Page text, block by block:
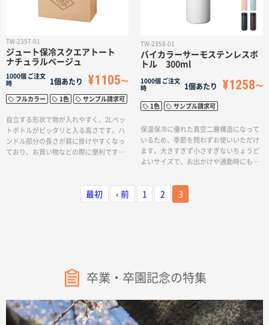
名入れグループサイト
TW-2357-01
ジュート保冷スクエアトート
ナチュラルベージュ
1000個 ご注文
時
1個あたり ¥1105
フルカラー 1色 サンプル請求可
自立する形状で物が入れやすく、2Lペッ
トボトルがピッタリと入る高さです。ハ
ンドル部分の長さが肩に掛けやすくなっ
ており、お買い物などの際に便利です。
ルク1色印刷とフルカラー印刷でで名入れ
TW-2358-01
バイカラーサーモステンレスボ
トル 300ml
1000個 ご注文
時
1個あたり ¥1258
1色 サンプル請求可
保温保冷に優れた真空二層構造になって
いるため、季節を問わずお使いいただけ
ます。大きすぎず小さすぎないちょうど
よいサイズで、お出かけや通勤時にもぴ
じむ色合いです。ベーシックカラーから
柔らかなくすみカラーまで豊富な6色展開
最初 ‹ 前 1 2 3
卒業・卒園記念の特集